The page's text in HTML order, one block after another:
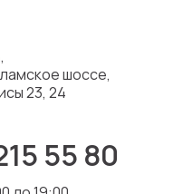
шоссе,
23, 24
55 80